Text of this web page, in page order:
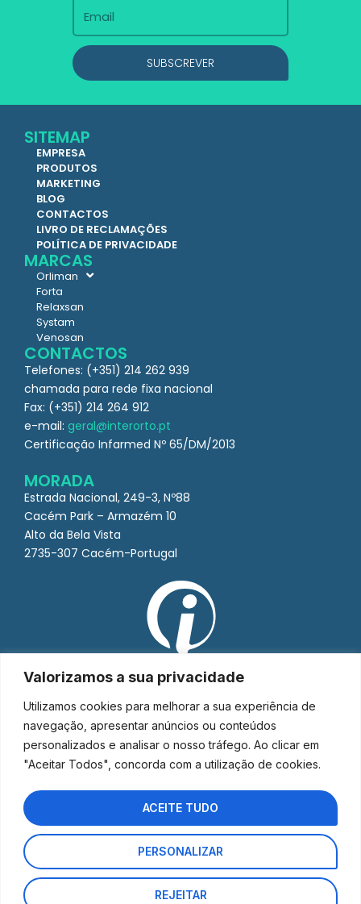
Valorizamos a sua privacidade
Utilizamos cookies para melhorar a sua experiência de
navegação, apresentar anúncios ou conteúdos
personalizados e analisar o nosso tráfego. Ao clicar em
"Aceitar Todos", concorda com a utilização de cookies.
PERSONALIZAR
REJEITAR
ACEITE TUDO
SUBSCREVER
SITEMAP
EMPRESA
PRODUTOS
MARKETING
BLOG
CONTACTOS
LIVRO DE RECLAMAÇÕES
POLÍTICA DE PRIVACIDADE
MARCAS
Orliman
Forta
Relaxsan
Systam
Venosan
CONTACTOS
Telefones: (+351) 214 262 939
chamada para rede fixa nacional
Fax: (+351) 214 264 912
e-mail: geral@interorto.pt
Certificação Infarmed Nº 65/DM/2013
MORADA
Estrada Nacional, 249-3, Nº88
Cacém Park – Armazém 10
Alto da Bela Vista
2735-307 Cacém-Portugal
Interorto © 2026 - Todos os direitos reservados.